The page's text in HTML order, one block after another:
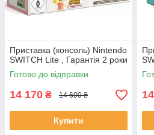
Приставка (консоль) Nintendo
SWITCH Lite , Гарантія 2 роки
Готово до відправки
14 170 ₴ 14 600 ₴
Купити